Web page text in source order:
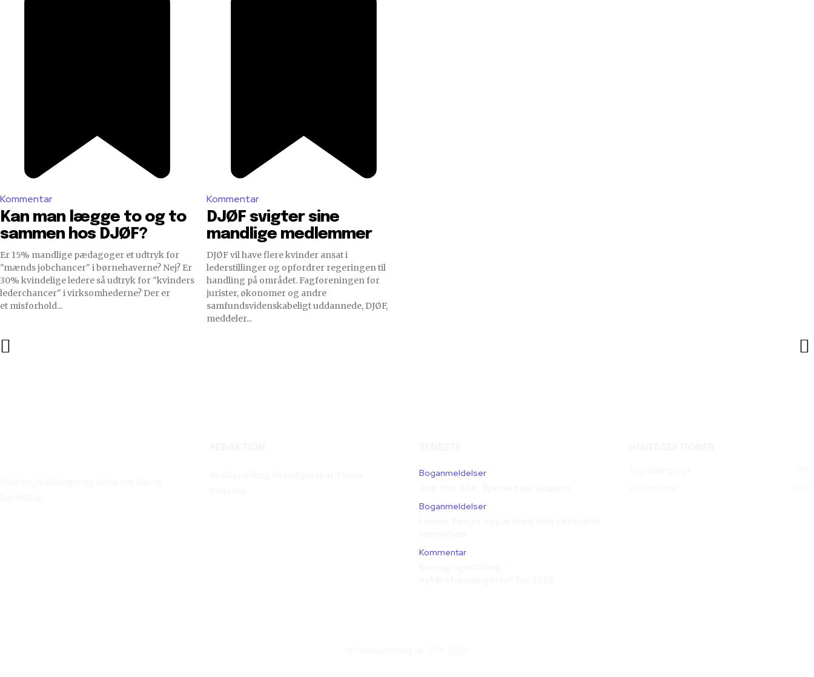
Kommentar
Kan man lægge to og to
sammen hos DJØF?
Er 15% mandlige pædagoger et udtryk for
"mænds jobchancer" i børnehaverne? Nej? Er
30% kvindelige ledere så udtryk for "kvinders
lederchancer" i virksomhederne? Der er
et misforhold...
Kommentar
DJØF svigter sine
mandlige medlemmer
DJØF vil have flere kvinder ansat i
lederstillinger og opfordrer regeringen til
handling på området. Fagforeningen for
jurister, økonomer og andre
samfundsvidenskabeligt uddannede, DJØF,
meddeler...
Boganmeldelser
Boganmeldelser
Kommentar